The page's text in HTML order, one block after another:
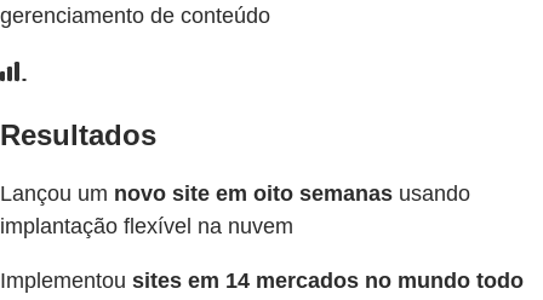
gerenciamento de conteúdo
Resultados
Lançou um novo site em oito semanas usando
implantação flexível na nuvem
Implementou sites em 14 mercados no mundo todo